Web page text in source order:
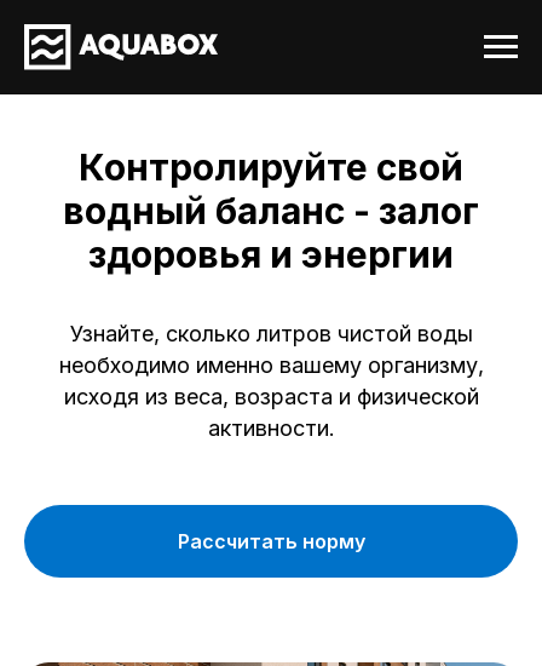
Контролируйте свой
водный баланс - залог
здоровья и энергии
Узнайте, сколько литров чистой воды
необходимо именно вашему организму,
исходя из веса, возраста и физической
активности.
Рассчитать норму